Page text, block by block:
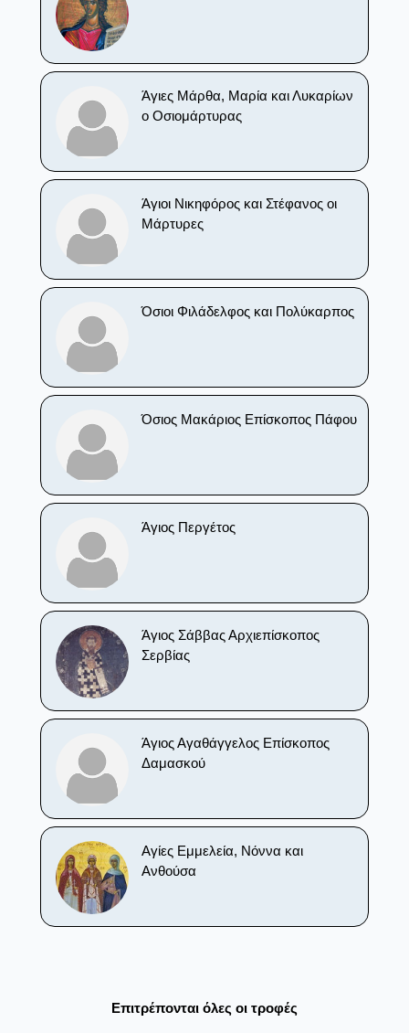
Άγιες Μάρθα, Μαρία και Λυκαρίων
ο Οσιομάρτυρας
Άγιοι Νικηφόρος και Στέφανος οι
Μάρτυρες
Όσιοι Φιλάδελφος και Πολύκαρπος
Όσιος Μακάριος Επίσκοπος Πάφου
Άγιος Περγέτος
Άγιος Σάββας Αρχιεπίσκοπος
Σερβίας
Άγιος Αγαθάγγελος Επίσκοπος
Δαμασκού
Αγίες Εμμελεία, Νόννα και
Ανθούσα
Επιτρέπονται όλες οι τροφές